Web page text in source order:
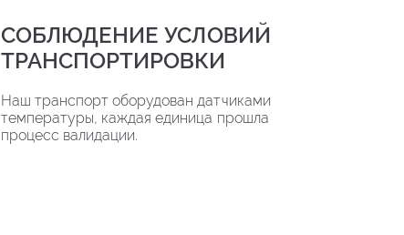
СОБЛЮДЕНИЕ УСЛОВИЙ
ТРАНСПОРТИРОВКИ
Наш транспорт оборудован датчиками
температуры, каждая единица прошла
процесс валидации.